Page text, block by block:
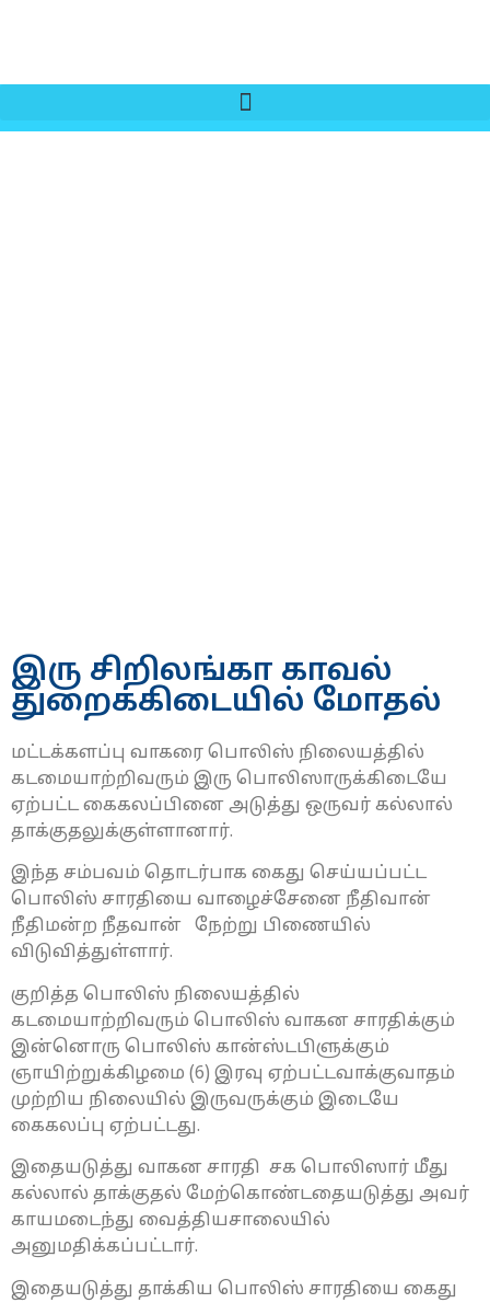
இரு சிறிலங்கா காவல்
துறைக்கிடையில் மோதல்
மட்டக்களப்பு வாகரை பொலிஸ் நிலையத்தில்
கடமையாற்றிவரும் இரு பொலிஸாருக்கிடையே
ஏற்பட்ட கைகலப்பினை அடுத்து ஒருவர் கல்லால்
தாக்குதலுக்குள்ளானார்.
இந்த சம்பவம் தொடர்பாக கைது செய்யப்பட்ட
பொலிஸ் சாரதியை வாழைச்சேனை நீதிவான்
நீதிமன்ற நீதவான் நேற்று பிணையில்
விடுவித்துள்ளார்.
குறித்த பொலிஸ் நிலையத்தில்
கடமையாற்றிவரும் பொலிஸ் வாகன சாரதிக்கும்
இன்னொரு பொலிஸ் கான்ஸ்டபிளுக்கும்
ஞாயிற்றுக்கிழமை (6) இரவு ஏற்பட்டவாக்குவாதம்
முற்றிய நிலையில் இருவருக்கும் இடையே
கைகலப்பு ஏற்பட்டது.
இதையடுத்து வாகன சாரதி சக பொலிஸார் மீது
கல்லால் தாக்குதல் மேற்கொண்டதையடுத்து அவர்
காயமடைந்து வைத்தியசாலையில்
அனுமதிக்கப்பட்டார்.
இதையடுத்து தாக்கிய பொலிஸ் சாரதியை கைது